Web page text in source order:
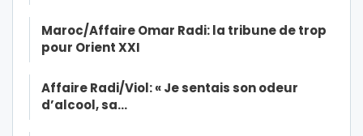
Maroc/Affaire Omar Radi: la tribune de trop
pour Orient XXI
Affaire Radi/Viol: « Je sentais son odeur
d’alcool, sa…